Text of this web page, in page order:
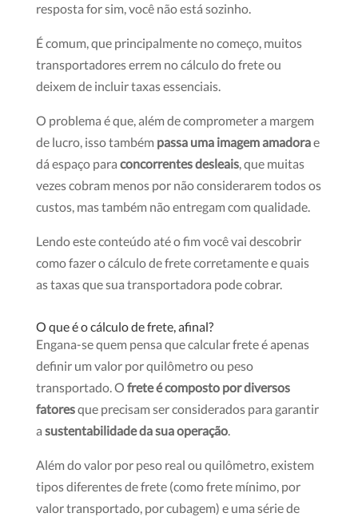
resposta for sim, você não está sozinho.
É comum, que principalmente no começo, muitos
transportadores errem no cálculo do frete ou
deixem de incluir taxas essenciais.
O problema é que, além de comprometer a margem
de lucro, isso também passa uma imagem amadorae
dá espaço para concorrentes desleais, que muitas
vezes cobram menos por não considerarem todos os
custos, mas também não entregam com qualidade.
Lendo este conteúdo até o fim você vai descobrir
como fazer o cálculo de frete corretamente e quais
as taxas que sua transportadora pode cobrar.
O que é o cálculo de frete, afinal?
Engana-se quem pensa que calcular frete é apenas
definir um valor por quilômetro ou peso
transportado. O frete é composto por diversos
fatoresque precisam ser considerados para garantir
a sustentabilidade da sua operação.
Além do valor por peso real ou quilômetro, existem
tipos diferentes de frete (como frete mínimo, por
valor transportado, por cubagem) e uma série de